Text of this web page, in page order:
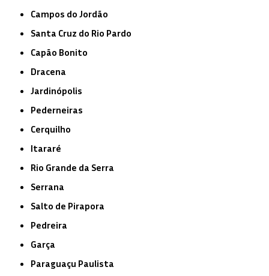
Campos do Jordão
Santa Cruz do Rio Pardo
Capão Bonito
Dracena
Jardinópolis
Pederneiras
Cerquilho
Itararé
Rio Grande da Serra
Serrana
Salto de Pirapora
Pedreira
Garça
Paraguaçu Paulista